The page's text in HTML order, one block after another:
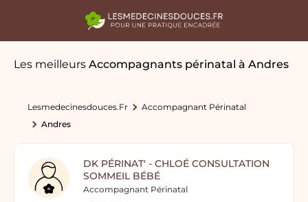
Les meilleurs Accompagnants périnatal à Andres
Lesmedecinesdouces.fr
Accompagnant Périnatal
Andres
DK PÉRINAT' - CHLOÉ CONSULTATION
SOMMEIL BÉBÉ
Accompagnant Périnatal